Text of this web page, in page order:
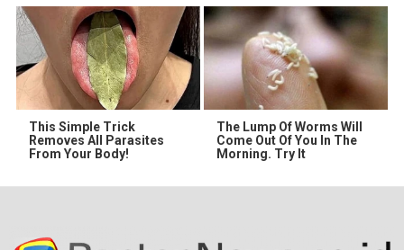
This Simple Trick
Removes All Parasites
From Your Body!
The Lump Of Worms Will
Come Out Of You In The
Morning. Try It